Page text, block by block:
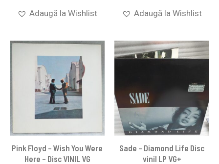
Adaugă la Wishlist Adaugă la Wishlist
Pink Floyd ‎– Wish You Were
Here – Disc VINIL VG
Sade – Diamond Life Disc
vinil LP VG+